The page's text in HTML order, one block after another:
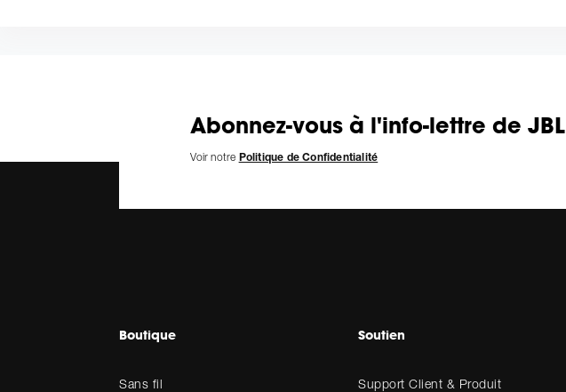
Abonnez-vous à l'info-lettre de JBL
Voir notre Politique de Confidentialité
Boutique
Sans fil
Soutien
Support Client & Produit